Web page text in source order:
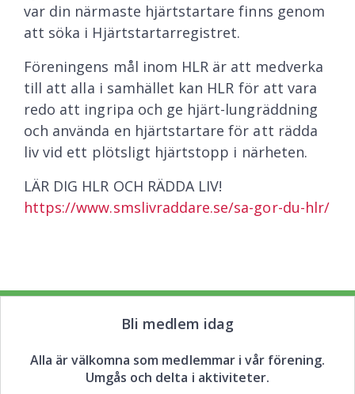
var din närmaste hjärtstartare finns genom
att söka i Hjärtstartarregistret.
Föreningens mål inom HLR är att medverka
till att alla i samhället kan HLR för att vara
redo att ingripa och ge hjärt-lungräddning
och använda en hjärtstartare för att rädda
liv vid ett plötsligt hjärtstopp i närheten.
LÄR DIG HLR OCH RÄDDA LIV!
https://www.smslivraddare.se/sa-gor-du-hlr/
Bli medlem idag
Alla är välkomna som medlemmar i vår förening.
Umgås och delta i aktiviteter.